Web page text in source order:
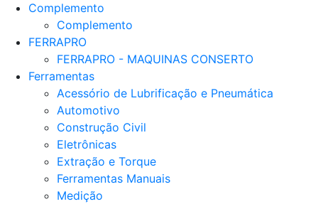
Complemento
Complemento
FERRAPRO
FERRAPRO - MAQUINAS CONSERTO
Ferramentas
Acessório de Lubrificação e Pneumática
Automotivo
Construção Civil
Eletrônicas
Extração e Torque
Ferramentas Manuais
Medição